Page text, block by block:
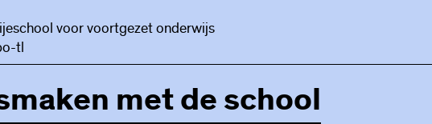
voor voortgezet onderwijs
tl
met de school